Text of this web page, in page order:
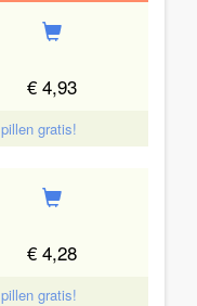
€ 4,93
gratis!
€ 4,28
gratis!